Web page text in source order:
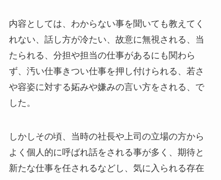
内容としては、わからない事を聞いても教えてく
れない、話し方が冷たい、故意に無視される、当
たられる、分担や担当の仕事があるにも関わら
ず、汚い仕事きつい仕事を押し付けられる、若さ
や容姿に対する妬みや嫌みの言い方をされる、で
した。
しかしその頃、当時の社長や上司の立場の方から
よく個人的に呼ばれ話をされる事が多く、期待と
新たな仕事を任されるなどし、気に入られる存在